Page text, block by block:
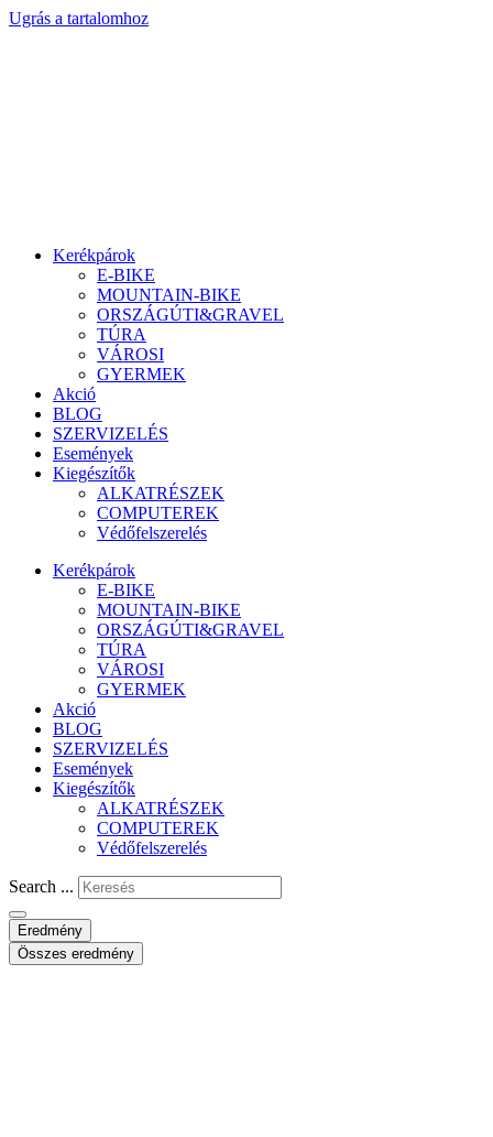
Ugrás a tartalomhoz
Kerékpárok
E-BIKE
MOUNTAIN-BIKE
ORSZÁGÚTI&GRAVEL
TÚRA
VÁROSI
GYERMEK
Akció
BLOG
SZERVIZELÉS
Események
Kiegészítők
ALKATRÉSZEK
COMPUTEREK
Védőfelszerelés
Kerékpárok
E-BIKE
MOUNTAIN-BIKE
ORSZÁGÚTI&GRAVEL
TÚRA
VÁROSI
GYERMEK
Akció
BLOG
SZERVIZELÉS
Események
Kiegészítők
ALKATRÉSZEK
COMPUTEREK
Védőfelszerelés
Search ...
Eredmény
Összes eredmény